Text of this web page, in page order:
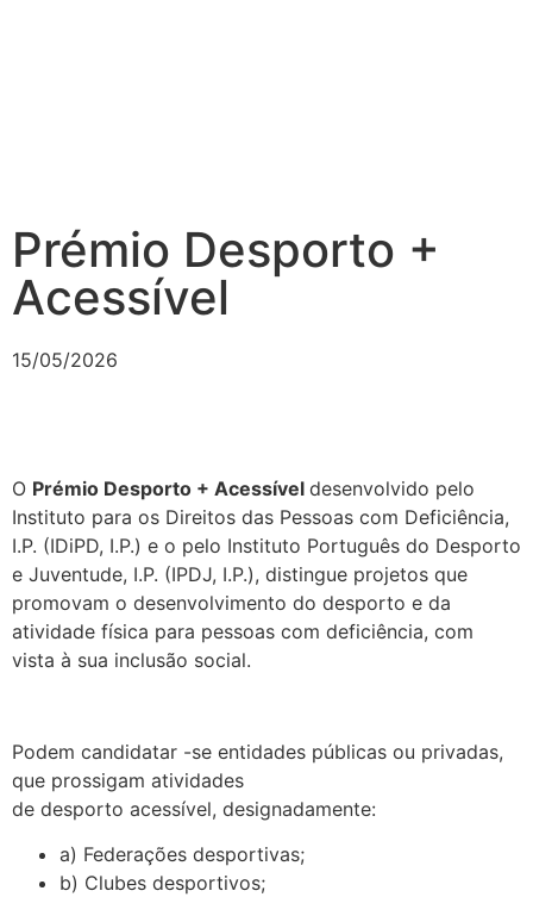
Prémio Desporto +
Acessível
15/05/2026
O Prémio Desporto + Acessível desenvolvido pelo
Instituto para os Direitos das Pessoas com Deficiência,
I.P. (IDiPD, I.P.) e o pelo Instituto Português do Desporto
e Juventude, I.P. (IPDJ, I.P.), distingue projetos que
promovam o desenvolvimento do desporto e da
atividade física para pessoas com deficiência, com
vista à sua inclusão social.
Podem candidatar -se entidades públicas ou privadas,
que prossigam atividades
de desporto acessível, designadamente:
a) Federações desportivas;
b) Clubes desportivos;